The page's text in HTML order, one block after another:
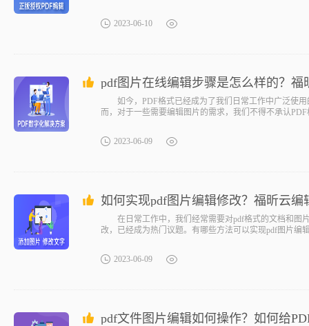
2023-06-10
pdf图片在线编辑步骤是怎么样的？福
如今，PDF格式已经成为了我们日常工作中广泛使用
而，对于一些需要编辑图片的需求，我们不得不承认
2023-06-09
如何实现pdf图片编辑修改？福昕云编
在日常工作中，我们经常需要对pdf格式的文档和图
改，已经成为热门议题。有哪些方法可以实现pdf图片编
2023-06-09
pdf文件图片编辑如何操作？如何给